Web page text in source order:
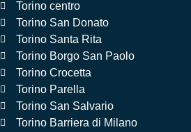
Torino centro
Torino San Donato
Torino Santa Rita
Torino Borgo San Paolo
Torino Crocetta
Torino Parella
Torino San Salvario
Torino Barriera di Milano